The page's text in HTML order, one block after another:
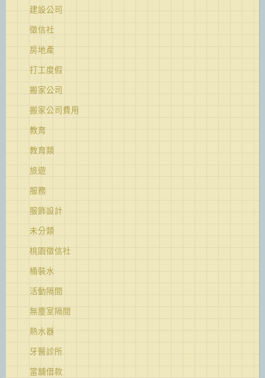
建設公司
徵信社
房地產
打工度假
搬家公司
搬家公司費用
教育
教育類
旅遊
服務
服飾設計
未分類
桃園徵信社
桶裝水
活動隔間
無塵室隔間
熱水器
牙醫診所
當舖借款